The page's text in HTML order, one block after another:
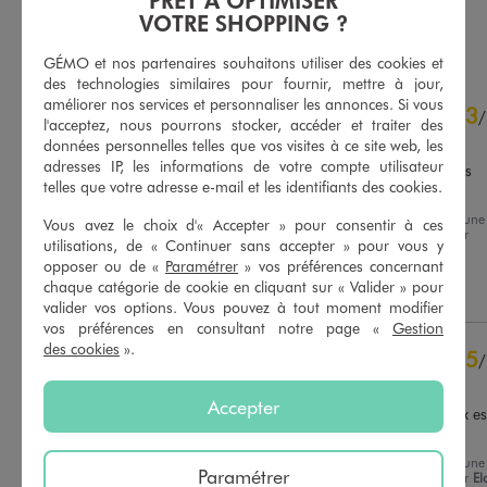
AJOUTERAU PANIER AJOUTER
4.6/5
Basé sur23
avis soumis à un
contrôle
Voir tous les avis sur ce site
5étoiles
14
4étoiles
8
3étoiles
3/
Avis vérifié et récompensé
Taille a revoir au niveau des
épaules
08/08/2026
, suite à une
expérience du25/07/2026
par
Christine D.
Utile(0) Signaler
5/
Avis vérifié et récompensé
Hyper quali même si le prix
peu élevé
, suite à une
par
VOTRE SHOPPING ?
GÉMO et nos partenaires souhaitons utiliser des cookies et
des technologies similaires pour fournir, mettre à jour,
améliorer nos services et personnaliser les annonces. Si vous
l'acceptez, nous pourrons stocker, accéder et traiter des
données personnelles telles que vos visites à ce site web, les
adresses IP, les informations de votre compte utilisateur
telles que votre adresse e-mail et les identifiants des cookies.
Vous avez le choix d'« Accepter » pour consentir à ces
utilisations, de « Continuer sans accepter » pour vous y
opposer ou de « Paramétrer » vos préférences concernant
chaque catégorie de cookie en cliquant sur « Valider » pour
valider vos options. Vous pouvez à tout moment modifier
vos préférences en consultant notre page « Gestion
des cookies ».
Accepter
Paramétrer